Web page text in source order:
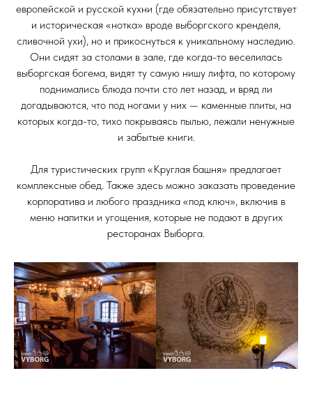
европейской и русской кухни (где обязательно присутствует
и историческая «нотка» вроде выборгского кренделя,
сливочной ухи), но и прикоснуться к уникальному наследию.
Они сидят за столами в зале, где когда-то веселилась
выборгская богема, видят ту самую нишу лифта, по которому
поднимались блюда почти сто лет назад, и вряд ли
догадываются, что под ногами у них — каменные плиты, на
которых когда-то, тихо покрываясь пылью, лежали ненужные
и забытые книги.
Для туристических групп «Круглая башня» предлагает
комплексные обед. Также здесь можно заказать проведение
корпоратива и любого праздника «под ключ», включив в
меню напитки и угощения, которые не подают в других
ресторанах Выборга.